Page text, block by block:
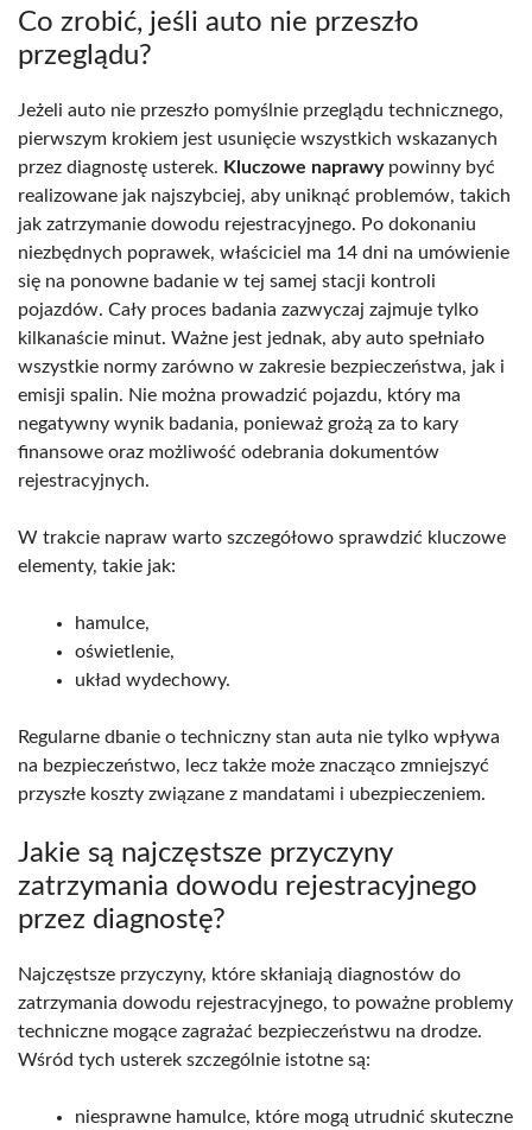
Co zrobić, jeśli auto nie przeszło
przeglądu?
Jeżeli auto nie przeszło pomyślnie przeglądu technicznego,
pierwszym krokiem jest usunięcie wszystkich wskazanych
przez diagnostę usterek. Kluczowe naprawypowinny być
realizowane jak najszybciej, aby uniknąć problemów, takich
jak zatrzymanie dowodu rejestracyjnego. Po dokonaniu
niezbędnych poprawek, właściciel ma 14 dni na umówienie
się na ponowne badanie w tej samej stacji kontroli
pojazdów. Cały proces badania zazwyczaj zajmuje tylko
kilkanaście minut. Ważne jest jednak, aby auto spełniało
wszystkie normy zarówno w zakresie bezpieczeństwa, jak i
emisji spalin. Nie można prowadzić pojazdu, który ma
negatywny wynik badania, ponieważ grożą za to kary
finansowe oraz możliwość odebrania dokumentów
rejestracyjnych.
W trakcie napraw warto szczegółowo sprawdzić kluczowe
elementy, takie jak:
hamulce,
oświetlenie,
układ wydechowy.
Regularne dbanie o techniczny stan auta nie tylko wpływa
na bezpieczeństwo, lecz także może znacząco zmniejszyć
przyszłe koszty związane z mandatami i ubezpieczeniem.
Jakie są najczęstsze przyczyny
zatrzymania dowodu rejestracyjnego
przez diagnostę?
Najczęstsze przyczyny, które skłaniają diagnostów do
zatrzymania dowodu rejestracyjnego, to poważne problemy
techniczne mogące zagrażać bezpieczeństwu na drodze.
Wśród tych usterek szczególnie istotne są:
niesprawne hamulce, które mogą utrudnić skuteczne